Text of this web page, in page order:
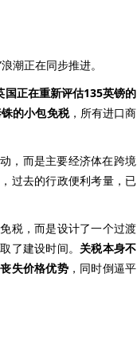
潮正在同步推进。
正在重新评估135英镑的
的小包免税，所有进口商
，而是主要经济体在跨境
过去的行政便利考量，已
税，而是设计了一个过渡
了建设时间。 关税本身不
失价格优势，同时倒逼平